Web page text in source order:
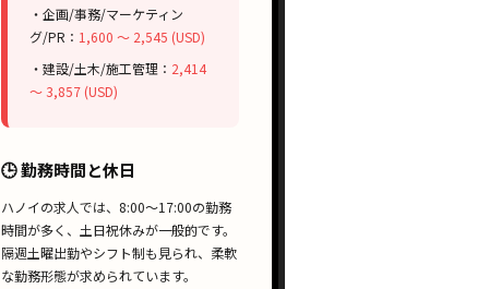
・企画/事務/マーケティン
グ/PR： 1,600 〜 2,545 (USD)
・建設/土木/施工管理： 2,414
〜 3,857 (USD)
🕒 勤務時間と休日
ハノイの求人では、 8:00〜17:00の勤務
時間が多く、土日祝休みが一般的です。
隔週土曜出勤やシフト制も見られ、柔軟
な勤務形態が求められています。